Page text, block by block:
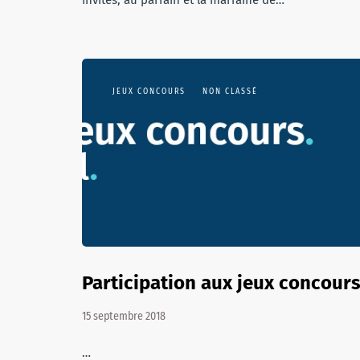
JEUX CONCOURS NON CLASSÉ
Participation aux jeux concours
15 septembre 2018
…